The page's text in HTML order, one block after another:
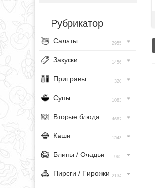
Рубрикатор
Салаты 2955
Закуски 1456
Приправы 320
Супы 1083
Вторые блюда 4682
Каши 1543
Блины / Оладьи 965
Пироги / Пирожки 2134